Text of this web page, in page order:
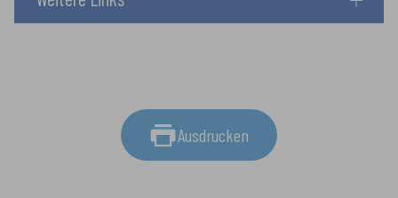
Ausdrucken